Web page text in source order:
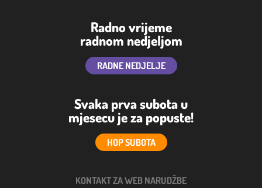
Radno vrijeme
radnom nedjeljom
RADNE NEDJELJE
Svaka prva subota u
mjesecu je za popuste!
HOP SUBOTA
KONTAKT ZA WEB NARUDŽBE